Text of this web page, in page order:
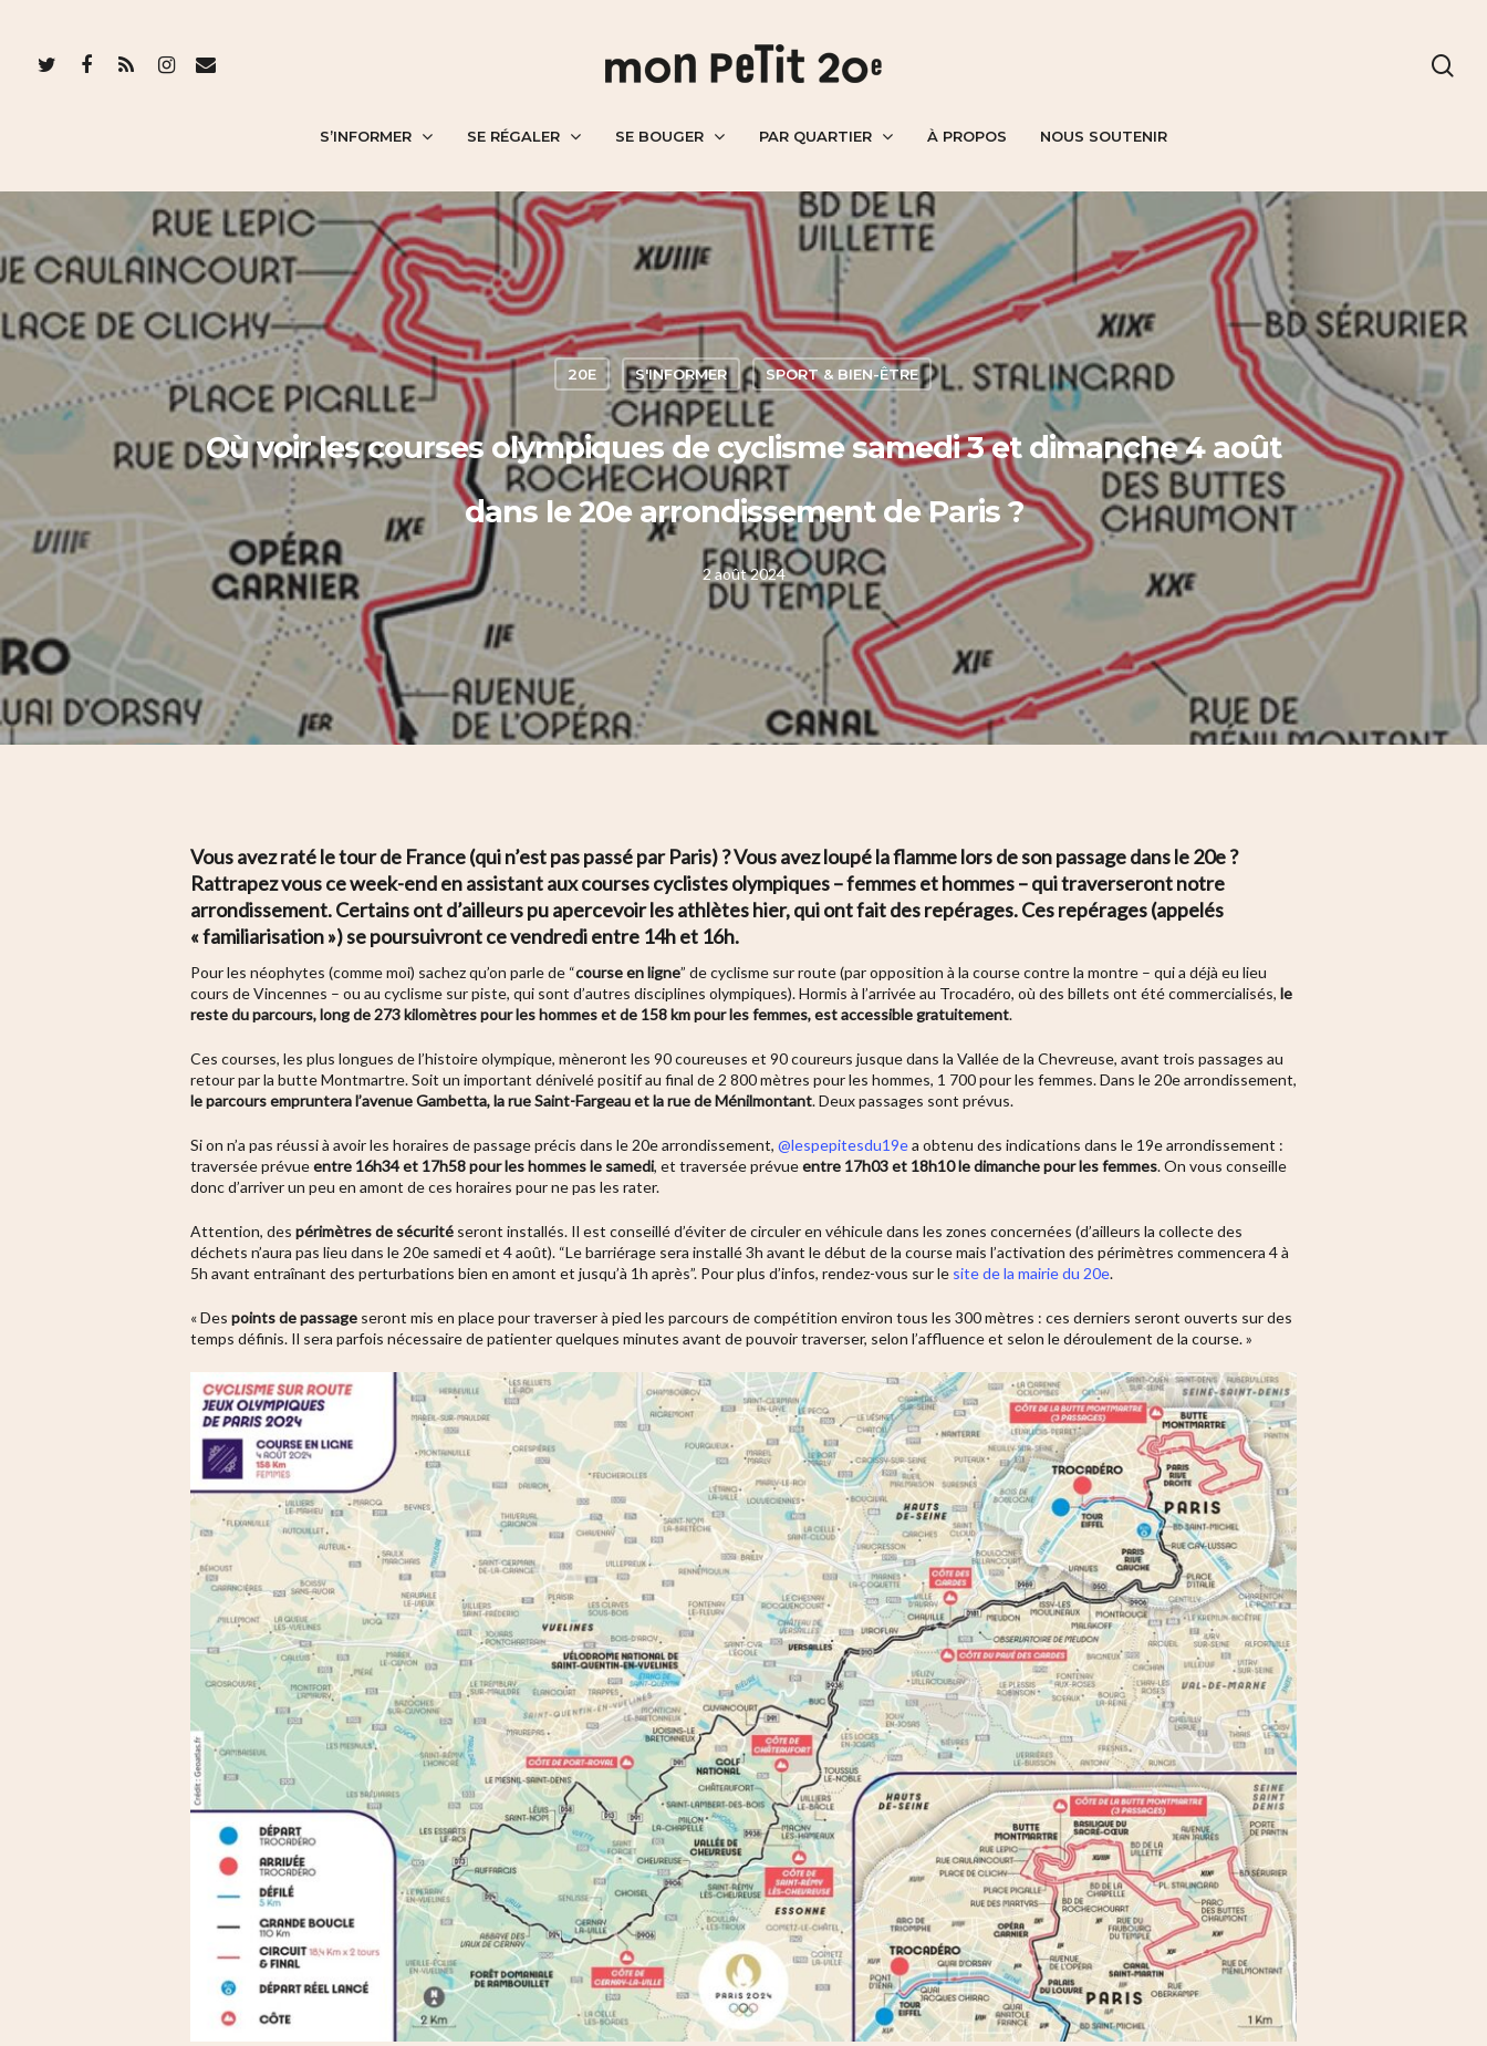
S’INFORMER SE RÉGALER SE BOUGER PAR QUARTIER À PROPOS NOUS SOUTENIR
20E S'INFORMER SPORT & BIEN-ÊTRE
Où voir les courses olympiques de cyclisme samedi 3 et dimanche 4 août
dans le 20e arrondissement de Paris ?
2 août 2024
Vous avez raté le tour de France (qui n’est pas passé par Paris) ? Vous avez loupé la flamme lors de son passage dans le 20e ?
Rattrapez vous ce week-end en assistant aux courses cyclistes olympiques – femmes et hommes – qui traverseront notre
arrondissement. Certains ont d’ailleurs pu apercevoir les athlètes hier, qui ont fait des repérages. Ces repérages (appelés
« familiarisation ») se poursuivront ce vendredi entre 14h et 16h.
Pour les néophytes (comme moi) sachez qu’on parle de “course en ligne” de cyclisme sur route (par opposition à la course contre la montre – qui a déjà eu lieu
cours de Vincennes – ou au cyclisme sur piste, qui sont d’autres disciplines olympiques). Hormis à l’arrivée au Trocadéro, où des billets ont été commercialisés, le
reste du parcours, long de 273 kilomètres pour les hommes et de 158 km pour les femmes, est accessible gratuitement.
Ces courses, les plus longues de l’histoire olympique, mèneront les 90 coureuses et 90 coureurs jusque dans la Vallée de la Chevreuse, avant trois passages au
retour par la butte Montmartre. Soit un important dénivelé positif au final de 2 800 mètres pour les hommes, 1 700 pour les femmes. Dans le 20e arrondissement,
le parcours empruntera l’avenue Gambetta, la rue Saint-Fargeau et la rue de Ménilmontant. Deux passages sont prévus.
Si on n’a pas réussi à avoir les horaires de passage précis dans le 20e arrondissement, @lespepitesdu19ea obtenu des indications dans le 19e arrondissement :
traversée prévueentre 16h34 et 17h58 pour les hommes le samedi, et traversée prévueentre 17h03 et 18h10 le dimanche pour les femmes. On vous conseille
donc d’arriver un peu en amont de ces horaires pour ne pas les rater.
Attention, des périmètres de sécurité seront installés. Il est conseillé d’éviter de circuler en véhicule dans les zones concernées (d’ailleurs la collecte des
déchets n’aura pas lieu dans le 20e samedi et 4 août). “Le barriérage sera installé 3h avant le début de la course mais l’activation des périmètres commencera 4 à
5h avant entraînant des perturbations bien en amont et jusqu’à 1h après”. Pour plus d’infos, rendez-vous sur le site de la mairie du 20e.
« Des points de passage seront mis en place pour traverser à pied les parcours de compétition environ tous les 300 mètres : ces derniers seront ouverts sur des
temps définis. Il sera parfois nécessaire de patienter quelques minutes avant de pouvoir traverser, selon l’affluence et selon le déroulement de la course. »